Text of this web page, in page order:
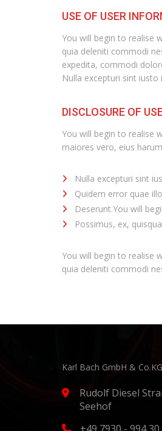
USE OF USER
You will begin to realise
quia deleniti commodi
expedita, commodi
Nulla excepturi sint
DISCLOSURE OF
You will begin to realise
maiores vero, eius
Nulla excepturi sint
Quidem error quae
Deserunt.You will
Possimus, ex,
You will begin to realise
quia deleniti commodi
Karl Bach GmbH &
Rudolf Diesel
Seehof